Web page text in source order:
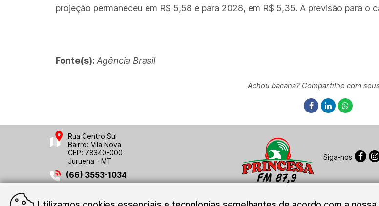
projeção permaneceu em R$ 5,58 e para 2028, em R$ 5,35. A previsão para o
Fonte(s): Agência Brasil
Achou bacana? Compartilhe com
Rua Centro Sul
Bairro: Vila Nova
CEP: 78340-000
Juruena - MT
(66) 3553-1034
Siga-nos
Sistema Plug de Comunicações Ltda. ©